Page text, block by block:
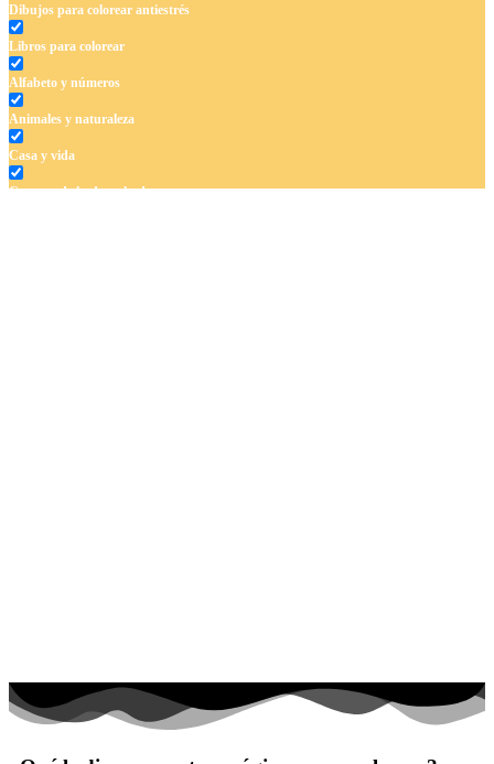
Dibujos para colorear antiestrés
Libros para colorear
Alfabeto y números
Animales y naturaleza
Casa y vida
Cuentos de hadas y hadas
Transporte